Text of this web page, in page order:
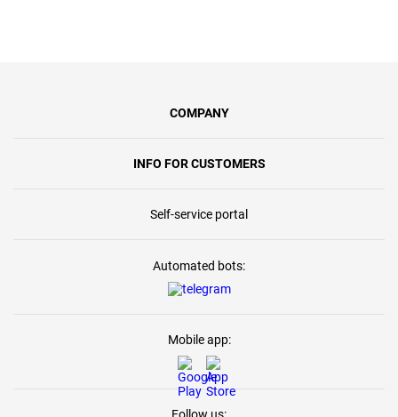
COMPANY
INFO FOR CUSTOMERS
Self-service portal
Automated bots:
Mobile app: